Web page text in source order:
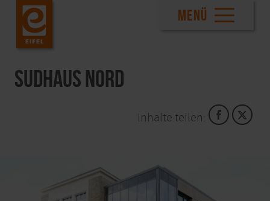
MENÜ
Sudhaus Nord
Inhalte teilen: